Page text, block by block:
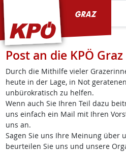
Post an die KPÖ Graz
Durch die Mithilfe vieler
heute in der Lage, in Not
unbürokratisch zu helfen.
Wenn auch Sie Ihren Teil dazu
uns einfach ein Mail mit Ihren
uns an.
Sagen Sie uns Ihre Meinung über
beurteilen Sie uns und unsere